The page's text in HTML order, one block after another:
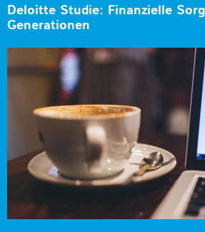
Deloitte Studie: Finanzielle
Generationen